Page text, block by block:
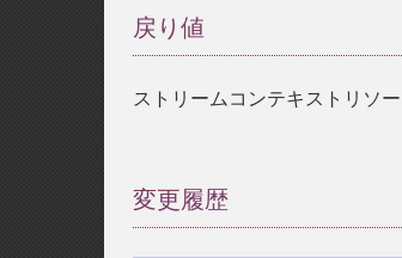
戻り値
ストリームコンテキストリソー
変更履歴